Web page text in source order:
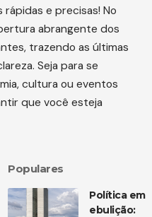
e precisas! No
abrangente dos
trazendo as últimas
Seja para se
cultura ou eventos
que você esteja
Populares
Política em
ebulição: